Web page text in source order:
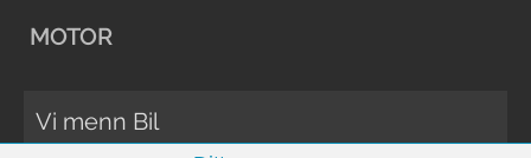
MOTOR
Vi menn Bil